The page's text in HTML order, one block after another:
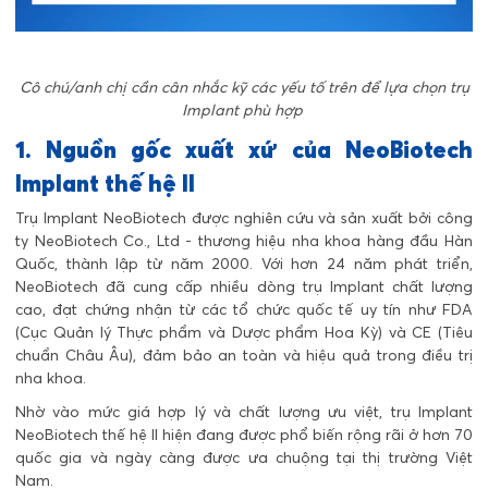
Cô chú/anh chị cần cân nhắc kỹ các yếu tố trên để lựa chọn trụ
Implant phù hợp
1. Nguồn gốc xuất xứ của NeoBiotech
Implant thế hệ II
Trụ Implant NeoBiotech được nghiên cứu và sản xuất bởi công
ty NeoBiotech Co., Ltd - thương hiệu nha khoa hàng đầu Hàn
Quốc, thành lập từ năm 2000. Với hơn 24 năm phát triển,
NeoBiotech đã cung cấp nhiều dòng trụ Implant chất lượng
cao, đạt chứng nhận từ các tổ chức quốc tế uy tín như FDA
(Cục Quản lý Thực phẩm và Dược phẩm Hoa Kỳ) và CE (Tiêu
chuẩn Châu Âu), đảm bảo an toàn và hiệu quả trong điều trị
nha khoa.
Nhờ vào mức giá hợp lý và chất lượng ưu việt, trụ Implant
NeoBiotech thế hệ II hiện đang được phổ biến rộng rãi ở hơn 70
quốc gia và ngày càng được ưa chuộng tại thị trường Việt
Nam.